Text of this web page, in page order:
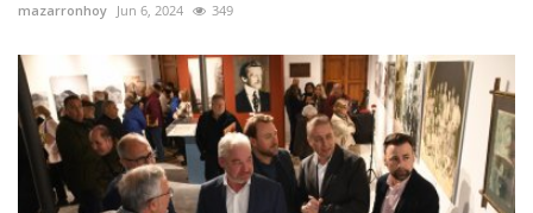
mazarronhoy Jun 6, 2024 349